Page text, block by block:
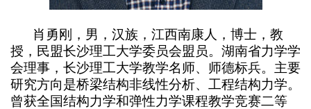
肖勇刚，男，汉族， 江西南康人，博士，教
授，民盟长沙理工大学委员会盟员。湖南省力学学
会理事，长沙理工大学教学名师、师德标兵。主要
研究方向是桥梁结构非线性分析、工程结构力学。
曾获全国结构力学和弹性力学课程教学竞赛二等